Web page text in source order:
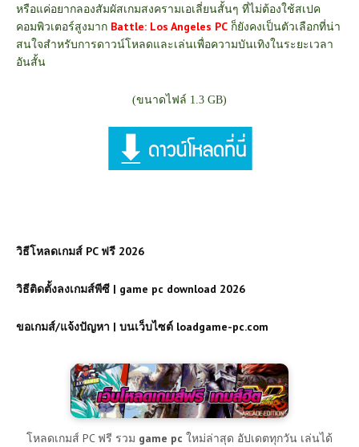
หรือแค่อยากลองสัมผัสเกมสงครามเอเลี่ยนสั้นๆ ที่ไม่ต้องใช้สเปค
คอมพิวเตอร์สูงมาก Battle: Los Angeles PC ก็ยังคงเป็นตัวเลือกที่น่า
สนใจสำหรับการดาวน์โหลดและเล่นเพื่อความบันเทิงในระยะเวลา
อันสั้น
(ขนาดไฟล์ 1.3 GB)
วิธีโหลดเกมส์ PC ฟรี 2026
วิธีติดตั้งลงเกมส์พีซี | game pc download 2026
ขอเกมส์/แจ้งปัญหา | บนเว็บไซต์ loadgame-pc.com
โหลดเกมส์ PC ฟรี รวม game pc ใหม่ล่าสุด อัปเดตทุกวัน เล่นได้